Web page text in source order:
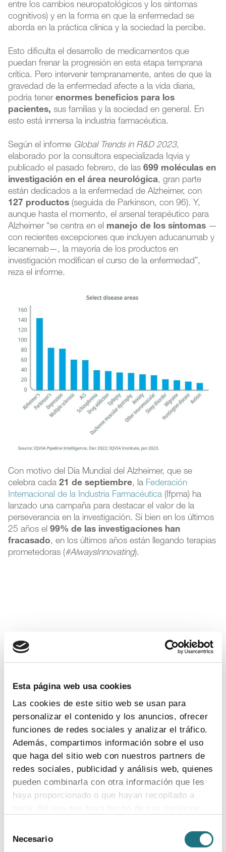
Esta página web usa cookies
Las cookies de este sitio web se usan para
personalizar el contenido y los anuncios, ofrecer
funciones de redes sociales y analizar el tráfico.
Además, compartimos información sobre el uso
que haga del sitio web con nuestros partners de
redes sociales, publicidad y análisis web, quienes
pueden combinarla con otra información que les
haya proporcionado o que hayan recopilado a
Para más información puede acceder a nuestra
Necesario
entre los cambios neuropatológicos y los síntomas
cognitivos) y en la forma en que la enfermedad se
aborda en la práctica clínica y la sociedad la percibe.
Esto dificulta el desarrollo de medicamentos que
puedan frenar la progresión en esta etapa temprana
crítica. Pero intervenir tempranamente, antes de que la
gravedad de la enfermedad afecte a la vida diaria,
podría tenerenormes beneficios para los
pacientes, sus familias y la sociedad en general. En
esto está inmersa la industria farmacéutica.
Según el informe Global Trends in R&D 2023,
elaborado por la consultora especializada Iqvia y
publicado el pasado febrero, de las699 moléculas en
investigación en el área neurológica, gran parte
están dedicados a la enfermedad de Alzheimer, con
127 productos (seguida de Parkinson, con 96). Y,
aunque hasta el momento, el arsenal terapéutico para
Alzheimer “se centra en el manejo de los síntomas —
con recientes excepciones que incluyen aducanumab y
lecanemab—, la mayoría de los productos en
investigación modifican el curso de la enfermedad”,
reza el informe.
Con motivo del Día Mundial del Alzheimer, que se
celebra cada21 de septiembre, la Federación
Internacional de la Industria Farmacéutica (Ifpma) ha
lanzado una campaña para destacar el valor de la
perseverancia en la investigación. Si bien en los últimos
25 años el99% de las investigaciones han
fracasado, en los últimos años están llegando terapias
prometedoras (#AlwaysInnovating).
Esperanza de médicos y pacientes en los
nuevos fármacos
“Todo apunta a que en un futuro cercano podrían estar
disponibles los primeros fármacos capaces defrenar
parcialmente la progresión del Alzheimer. Y esto
obligará no sólo a la necesidad de tener que
a adaptar los sistemas sanitarios para que todos los
reciban”, ha manifestado Raquel Sánchez del Valle,